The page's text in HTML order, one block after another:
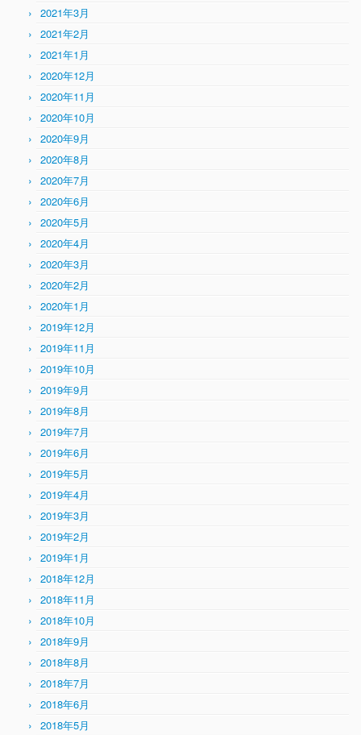
2021年3月
2021年2月
2021年1月
2020年12月
2020年11月
2020年10月
2020年9月
2020年8月
2020年7月
2020年6月
2020年5月
2020年4月
2020年3月
2020年2月
2020年1月
2019年12月
2019年11月
2019年10月
2019年9月
2019年8月
2019年7月
2019年6月
2019年5月
2019年4月
2019年3月
2019年2月
2019年1月
2018年12月
2018年11月
2018年10月
2018年9月
2018年8月
2018年7月
2018年6月
2018年5月